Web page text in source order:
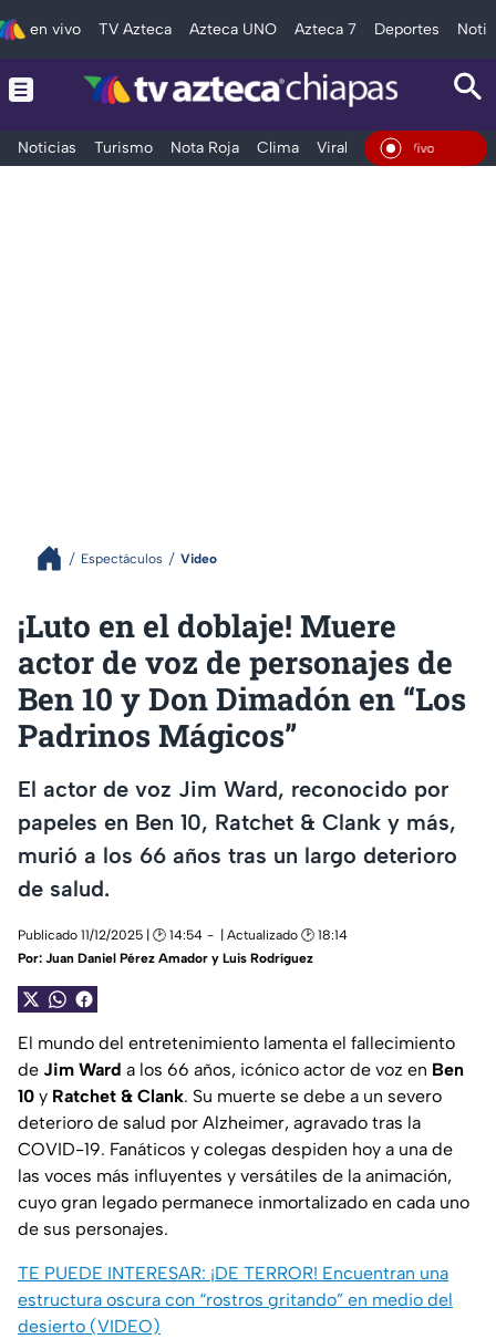
en vivo TV Azteca Azteca UNO Azteca 7 Deportes
Noticias Turismo Nota Roja Clima Viral y Tendencia
En Vivo
Espectáculos Video
¡Luto en el doblaje! Muere
actor de voz de personajes de
Ben 10 y Don Dimadón en “Los
Padrinos Mágicos”
El actor de voz Jim Ward, reconocido por
papeles en Ben 10, Ratchet & Clank y más,
murió a los 66 años tras un largo deterioro
de salud.
Publicado 11/12/2025 | 🕑 14:54
| Actualizado 🕑 18:14
Por: Juan Daniel Pérez Amador y Luis Rodríguez
El mundo del entretenimiento lamenta el fallecimiento
de Jim Ward a los 66 años, icónico actor de voz en Ben
10 y Ratchet & Clank. Su muerte se debe a un severo
deterioro de salud por Alzheimer, agravado tras la
COVID-19. Fanáticos y colegas despiden hoy a una de
las voces más influyentes y versátiles de la animación,
cuyo gran legado permanece inmortalizado en cada uno
de sus personajes.
TE PUEDE INTERESAR: ¡DE TERROR! Encuentran una
estructura oscura con “rostros gritando” en medio del
desierto (VIDEO)